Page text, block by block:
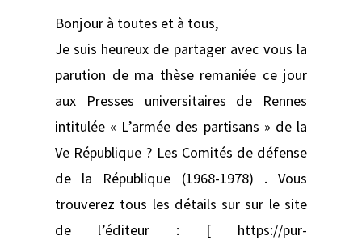
Bonjour à toutes et à tous,
Je suis heureux de partager avec vous la
parution de ma thèse remaniée ce jour
aux Presses universitaires de Rennes
intitulée « L’armée des partisans » de la
Ve République ? Les Comités de défense
de la République (1968-1978) . Vous
trouverez tous les détails sur sur le site
de l’éditeur : [ https://pur-